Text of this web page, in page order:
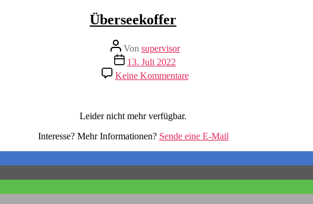
Überseekoffer
Beitragsautor
Von supervisor
Veröffentlichungsdatum
13. Juli 2022
Keine Kommentarezu
Überseekoffer
Leider nicht mehr verfügbar.
Interesse? Mehr Informationen? Sende eine E-Mail